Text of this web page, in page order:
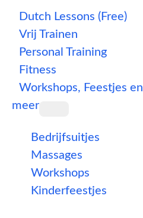
Dutch Lessons (Free)
Vrij Trainen
Personal Training
Fitness
Workshops, Feestjes en
meer
Bedrijfsuitjes
Massages
Workshops
Kinderfeestjes